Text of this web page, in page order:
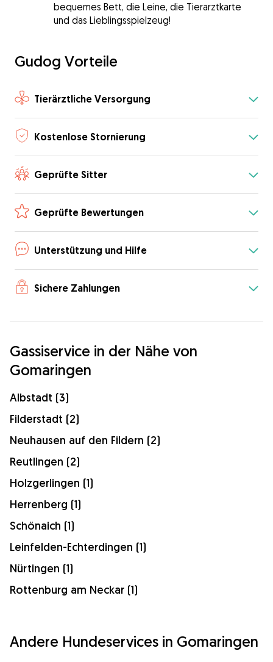
bequemes Bett, die Leine, die Tierarztkarte
und das Lieblingsspielzeug!
Gudog Vorteile
Tierärztliche Versorgung
Kostenlose Stornierung
Geprüfte Sitter
Geprüfte Bewertungen
Unterstützung und Hilfe
Sichere Zahlungen
Gassiservice in der Nähe von
Gomaringen
Albstadt (3)
Filderstadt (2)
Neuhausen auf den Fildern (2)
Reutlingen (2)
Holzgerlingen (1)
Herrenberg (1)
Schönaich (1)
Leinfelden-Echterdingen (1)
Nürtingen (1)
Rottenburg am Neckar (1)
Andere Hundeservices in Gomaringen